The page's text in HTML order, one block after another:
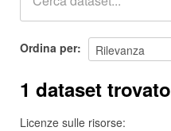
Ordina per
1 dataset trovato
Licenze sulle risorse: